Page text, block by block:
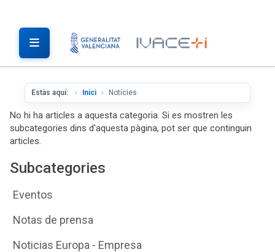
Estàs aquí: Inici Notícies
No hi ha articles a aquesta categoria. Si es mostren les
subcategories dins d'aquesta pàgina, pot ser que continguin
articles.
Subcategories
Eventos
Notas de prensa
Noticias Europa - Empresa